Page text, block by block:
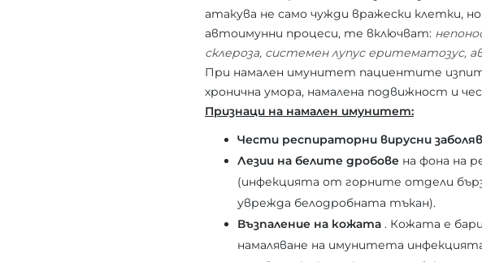
атакува не само чужди вражески клетки,
автоимунни процеси, те включват:
склероза, системен лупус
При намален имунитет пациентите
хронична умора, намалена подвижност и
Признаци на намален имунитет:
Чести респираторни вирусни
Лезии на белите дробове на фона на
(инфекцията от горните отдели
уврежда белодробната тъкан).
Възпаление на кожата . Кожата е
намаляване на имунитета